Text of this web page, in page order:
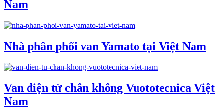
Nam
Nhà phân phối van Yamato tại Việt Nam
Van điện từ chân không Vuototecnica Việt
Nam